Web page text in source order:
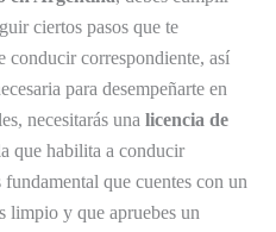
ciertos pasos que te
conducir correspondiente, así
para desempeñarte en
necesitarás una licencia de
que habilita a conducir
que cuentes con un
limpio y que apruebes un